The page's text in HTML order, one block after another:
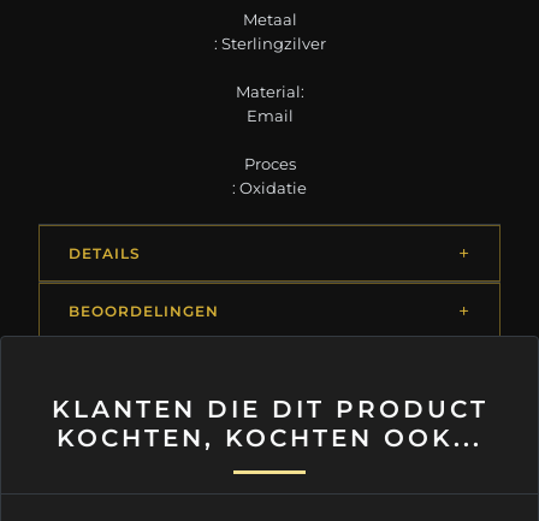
Metaal
: Sterlingzilver
Material:
Email
Proces
: Oxidatie
DETAILS
BEOORDELINGEN
KLANTEN DIE DIT PRODUCT
KOCHTEN, KOCHTEN OOK...